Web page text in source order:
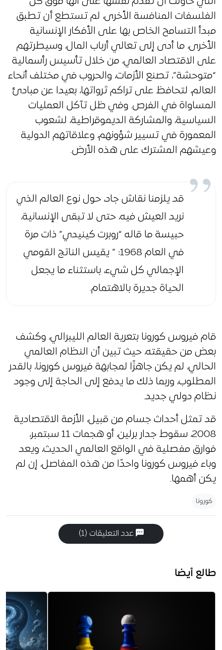
الفلسفات المنافسة الأخرى، لم تستطع أن تطبق
مبدأ التسامح الخاص بها على الأفكار الإنسانية
الأخرى، ما أدى إلى تعالي أرباب المال، وسيطرتهم
على الاقتصاد العالمي، من خلال تأسيس رأسمالية
“متوحشة”، تصنع الأزمات، والحروب في مختلف أنحاء
العالم، لتحافظ على تراكم ثرواتها، بعيدا عن مبادئ
المساواة في الفرص. وفي ظل تآكل العمليات
السياسية، والمشاركة الديموقراطية، لشعوب
المعمورة في تسيير شؤونهم، وعلاقاتهم الدولية
وعيشهم المشترك على هذه الأرض.
قد يلزمنا نقاش جاد، حول نوع العالم الذي
نريد العيش فيه، حتى لا تبقى الإنسانية،
حبيسة ما قاله “روبرت كينيدي” ذات مرة
في العام 1968: ” يقيس الناتج القومي
الإجمالي كل شيء، باستثناء ما يجعل
الحياة جديرة بالاهتمام.
قام فيروس كورونا بتعرية العالم الليبرالي، وكشف
بعض من حقيقته، حيث تبين أن النظام العالمي
الحالي، لم يكن جاهزًا لمجابهة فيروس كورونا، بالقدر
المطلوب، وربما ذلك ما يدفع إلى الحاجة إلى وجود
نظام دولي جديد.
قد تمثل أحداث جسام من قبيل، الأزمة الاقتصادية
2008، سقوط جدار برلين، أو هجمات 11 سبتمبر،
فوارق مفصلية في الواقع العالمي الحديث، ويعد
وباء فيروس كورونا واحدًا من هذه المفاصل، إن لم
يكن أهمها.
كورونا
عدد التعليقات (1)
طالع أيضا